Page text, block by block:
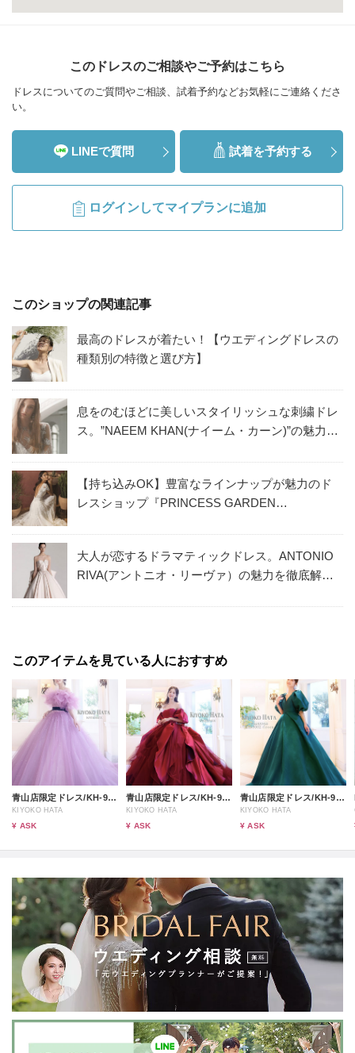
このドレスのご相談やご予約はこちら
ドレスについてのご質問やご相談、試着予約などお気軽にご連絡くださ
い。
LINEで質問 試着を予約する
ログインしてマイプランに追加
このショップの関連記事
最高のドレスが着たい！【ウエディングドレスの
種類別の特徴と選び方】
息をのむほどに美しいスタイリッシュな刺繍ドレ
ス。”NAEEM KHAN(ナイーム・カーン)”の魅力を
【持ち込みOK】豊富なラインナップが魅力のド
レスショップ『PRINCESS GARDEN
大人が恋するドラマティックドレス。ANTONIO
RIVA(アントニオ・リーヴァ）の魅力を徹底解説
このアイテムを見ている人におすすめ
青山店限定ドレス/KH-9009
KIYOKO HATA
¥ ASK
青山店限定ドレス/KH-9008
KIYOKO HATA
¥ ASK
青山店限定ドレス/KH-9002
KIYOKO HATA
¥ ASK